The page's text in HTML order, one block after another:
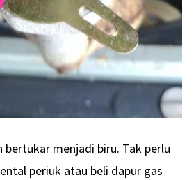
bertukar menjadi biru. Tak perlu
periuk atau beli dapur gas